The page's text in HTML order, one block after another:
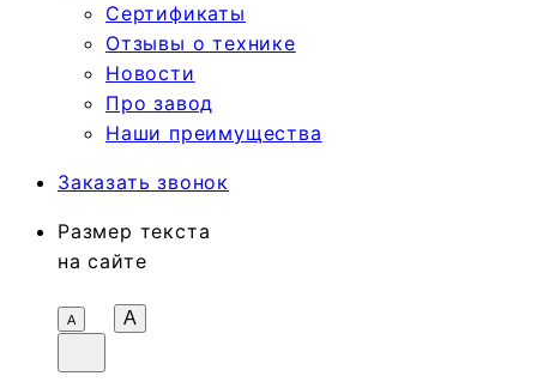
Сертификаты
Отзывы о технике
Новости
Про завод
Наши преимущества
Заказать звонок
Размер текста
на сайте
А A